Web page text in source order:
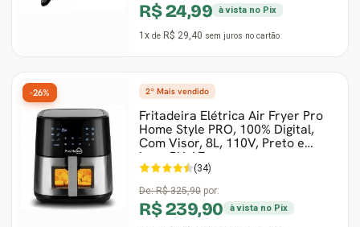
R$ 24,99 à vista no Pix
1x de R$ 29,40 sem juros no cartão
2º Mais vendido
Fritadeira Elétrica Air Fryer Pro
Home Style PRO, 100% Digital,
Com Visor, 8L, 110V, Preto e
Inox, PH-AF-
(34)
De:R$ 325,90 por:
R$ 239,90 à vista no Pix
-26%